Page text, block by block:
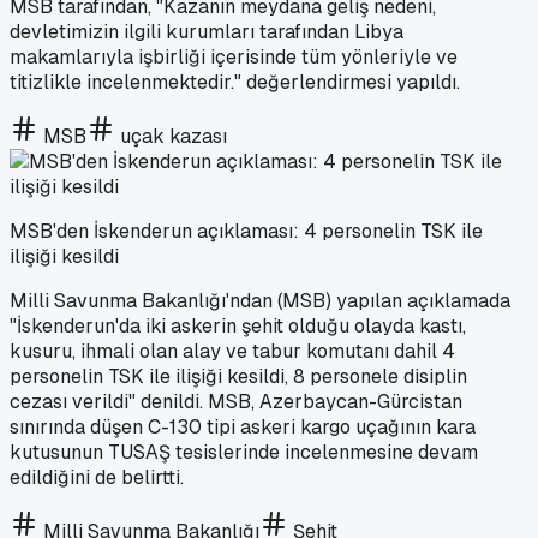
MSB tarafından, "Kazanın meydana geliş nedeni,
devletimizin ilgili kurumları tarafından Libya
makamlarıyla işbirliği içerisinde tüm yönleriyle ve
titizlikle incelenmektedir." değerlendirmesi yapıldı.
MSB uçak kazası
MSB'den İskenderun açıklaması: 4 personelin TSK ile
ilişiği kesildi
Milli Savunma Bakanlığı'ndan (MSB) yapılan açıklamada
"İskenderun'da iki askerin şehit olduğu olayda kastı,
kusuru, ihmali olan alay ve tabur komutanı dahil 4
personelin TSK ile ilişiği kesildi, 8 personele disiplin
cezası verildi" denildi. MSB, Azerbaycan-Gürcistan
sınırında düşen C-130 tipi askeri kargo uçağının kara
kutusunun TUSAŞ tesislerinde incelenmesine devam
edildiğini de belirtti.
Milli Savunma Bakanlığı Şehit